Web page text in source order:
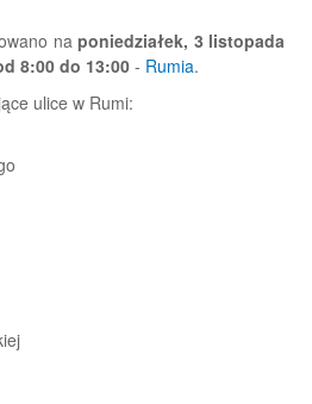
na poniedziałek, 3 listopada
8:00 do 13:00 - Rumia.
ulice w Rumi: